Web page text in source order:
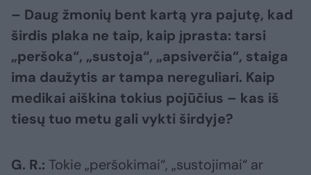
– Daug žmonių bent kartą yra pajutę, kad
širdis plaka ne taip, kaip įprasta: tarsi
„peršoka“, „sustoja“, „apsiverčia“, staiga
ima daužytis ar tampa nereguliari. Kaip
medikai aiškina tokius pojūčius – kas iš
tiesų tuo metu gali vykti širdyje?
G. R.: Tokie „peršokimai“, „sustojimai“ ar